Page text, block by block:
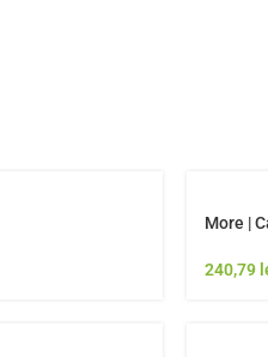
More |
240,79